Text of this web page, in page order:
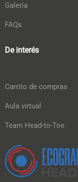
Galería
FAQs
De interés
Carrito de compras
Aula virtual
Team Head-to-Toe